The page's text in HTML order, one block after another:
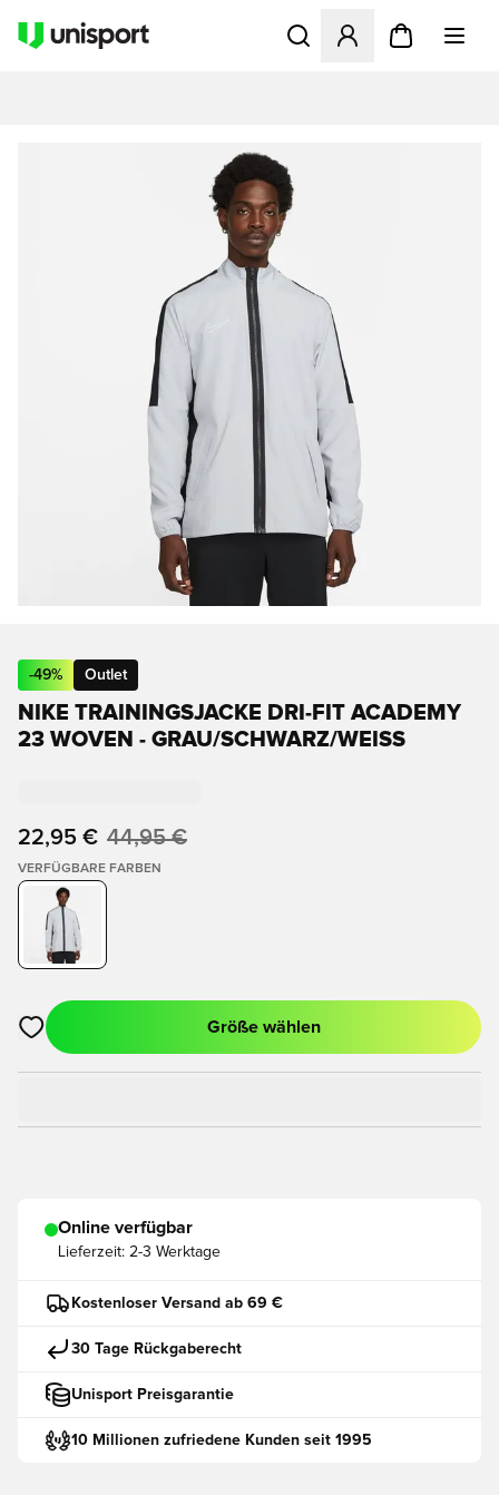
Öffnet ein neues Fenster
-49% Outlet
NIKE TRAININGSJACKE DRI-FIT ACADEMY
23 WOVEN - GRAU/SCHWARZ/WEISS
22,95 € 44,95 €
VERFÜGBARE FARBEN
Öffnet ein neues Fenster zum Anmelden oder Registrieren
Größe wählen
Online verfügbar
Lieferzeit: 2-3 Werktage
Kostenloser Versand ab 69 €
30 Tage Rückgaberecht
Unisport Preisgarantie
10 Millionen zufriedene Kunden seit 1995